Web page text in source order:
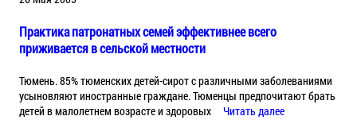
Практика патронатных семей эффективнее всего
приживается в сельской местности
Тюмень. 85% тюменских детей-сирот с различными заболеваниями
усыновляют иностранные граждане. Тюменцы предпочитают брать
детей в малолетнем возрасте и здоровых
Читать далее